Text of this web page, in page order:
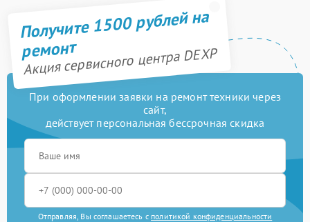
Получите 1500 рублей на
ремонт
Акция сервисного центра DEXP
При оформлении заявки на ремонт техники через
сайт,
действует персональная бессрочная скидка
Отправляя, Вы соглашаетесь с политикой конфиденциальности